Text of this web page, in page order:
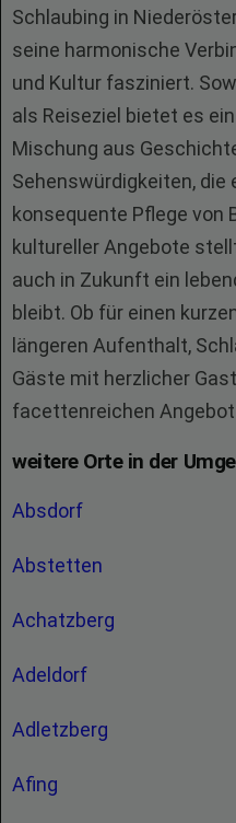
Schlaubing in
seine harmonische
und Kultur fasziniert.
als Reiseziel bietet es
Mischung aus
Sehenswürdigkeiten, die
konsequente Pflege von
kultureller Angebote
auch in Zukunft ein
bleibt. Ob für einen
längeren Aufenthalt,
Gäste mit herzlicher
facettenreichen Angebot
weitere Orte in der
Absdorf
Abstetten
Achatzberg
Adeldorf
Adletzberg
Afing